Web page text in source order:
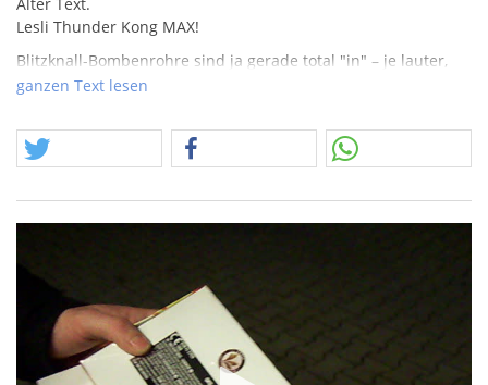
Lesli Thunder Kong MAX!
Blitzknall-Bombenrohre sind ja gerade total "in" – je lauter,
desto besser!
und die maximal erlaubteNEMausreizen.
Das ist auch der Grund, warum wir die Einzelschachteln
Versandkunden haben die Möglichkeit eine VE mit 18
ganzen Text lesen